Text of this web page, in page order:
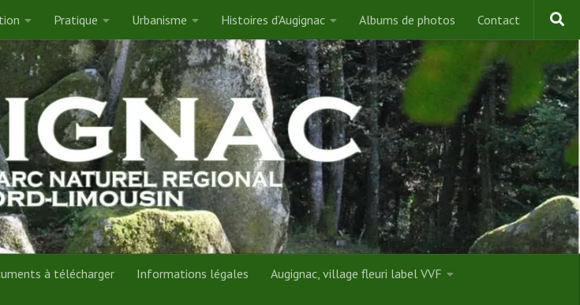
Pratique Urbanisme Histoires d’Augignac Albums de photos Contact
à télécharger Informations légales Augignac, village fleuri label VVF